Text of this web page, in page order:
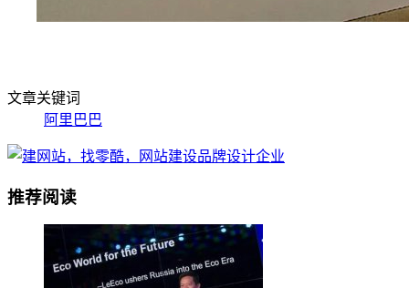
文章关键词
阿里巴巴
推荐阅读